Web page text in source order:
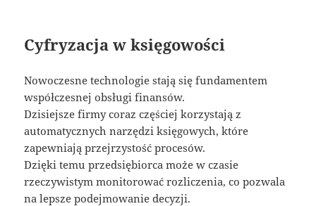
Cyfryzacja w księgowości
Nowoczesne technologie stają się fundamentem
współczesnej obsługi finansów.
Dzisiejsze firmy coraz częściej korzystają z
automatycznych narzędzi księgowych, które
zapewniają przejrzystość procesów.
Dzięki temu przedsiębiorca może w czasie
rzeczywistym monitorować rozliczenia, co pozwala
na lepsze podejmowanie decyzji.